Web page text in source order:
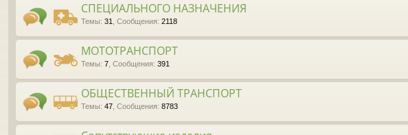
СПЕЦИАЛЬНОГО НАЗНАЧЕНИЯ
Темы: 31 Сообщения: 2118
МОТОТРАНСПОРТ
Темы: 7 Сообщения: 391
ОБЩЕСТВЕННЫЙ ТРАНСПОРТ
Темы: 47 Сообщения: 8783